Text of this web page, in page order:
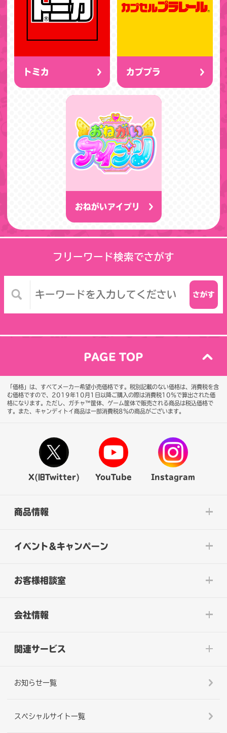
トミカ カププラ
おねがいアイプリ
フリーワード検索でさがす
PAGE TOP
「価格」は、すべてメーカー希望小売価格です。税別記載のない価格は、消費税を含
む価格ですので、2019年10月1日以降ご購入の際は消費税10％で算出された価
格になります。 ただし、ガチャ™筐体、ゲーム筐体で販売される商品は税込価格で
す。また、キャンディトイ商品は一部消費税8％の商品がございます。
X(旧Twitter) YouTube Instagram
商品情報
イベント&キャンペーン
お客様相談室
会社情報
関連サービス
お知らせ一覧
スペシャルサイト一覧